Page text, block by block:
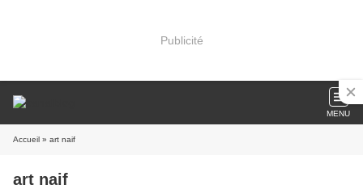
Publicité
MENU
Accueil » art naif
art naif